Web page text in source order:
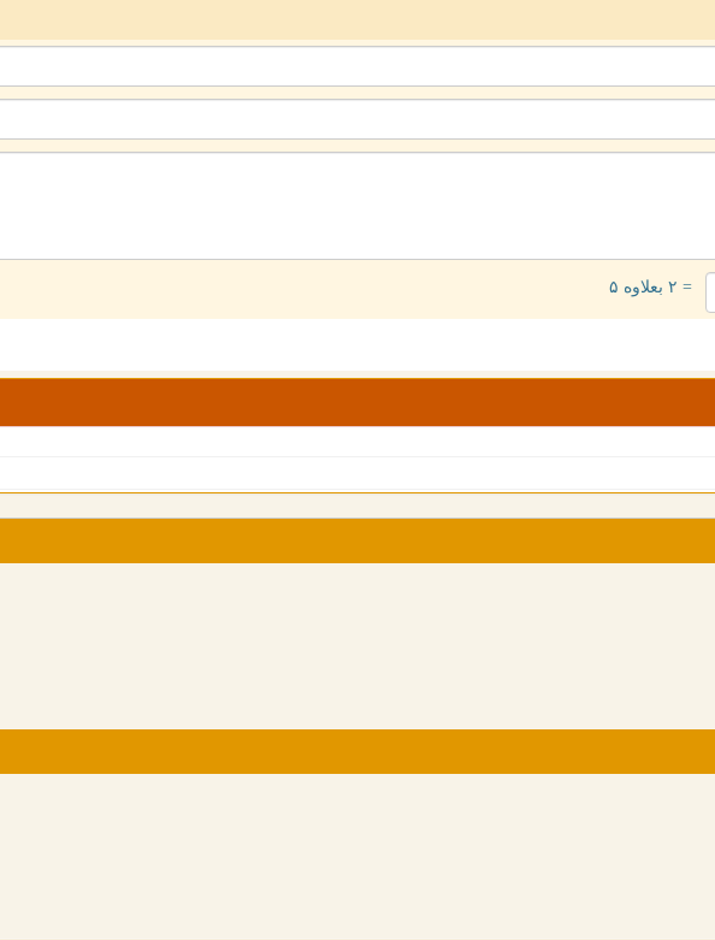
= ۲ بعلاوه ۵